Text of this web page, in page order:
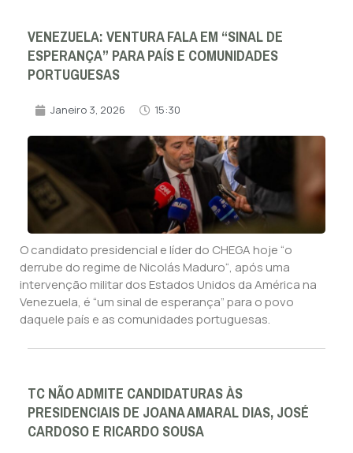
VENEZUELA: VENTURA FALA EM “SINAL DE
ESPERANÇA” PARA PAÍS E COMUNIDADES
PORTUGUESAS
Janeiro 3, 2026 15:30
O candidato presidencial e líder do CHEGA hoje “o
derrube do regime de Nicolás Maduro“, após uma
intervenção militar dos Estados Unidos da América na
Venezuela, é “um sinal de esperança” para o povo
daquele país e as comunidades portuguesas.
TC NÃO ADMITE CANDIDATURAS ÀS
PRESIDENCIAIS DE JOANA AMARAL DIAS, JOSÉ
CARDOSO E RICARDO SOUSA